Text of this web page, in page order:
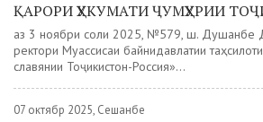
ҚАРОРИ ҲУКУМАТИ ҶУМҲУРИИ
аз 3 ноябри соли 2025, №579, ш. Душанбе
ректори Муассисаи байнидавлатии
славянии Тоҷикистон-Россия»...
07 октябр 2025, Сешанбе